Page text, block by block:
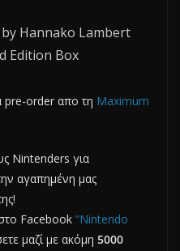
Hannako Lambert
Edition Box
pre-order απο τη Maximum
Nintenders για
αγαπημένη μας
Facebook ”Nintendo
μαζί με ακόμη 5000